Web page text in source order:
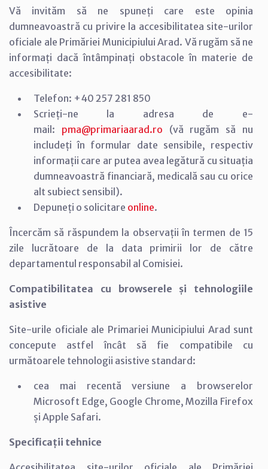
Vă invităm să ne spuneți care este opinia
dumneavoastră cu privire la accesibilitatea site-urilor
oficiale ale Primăriei Municipiului Arad. Vă rugăm să ne
informați dacă întâmpinați obstacole în materie de
accesibilitate:
Telefon: +40 257 281 850
Scrieți-ne la adresa de e-
mail: pma@primariaarad.ro (vă rugăm să nu
includeți în formular date sensibile, respectiv
informații care ar putea avea legătură cu situația
dumneavoastră financiară, medicală sau cu orice
alt subiect sensibil).
Depuneți o solicitare online.
Încercăm să răspundem la observații în termen de 15
zile lucrătoare de la data primirii lor de către
departamentul responsabil al Comisiei.
Compatibilitatea cu browserele și tehnologiile
asistive
Site-urile oficiale ale Primariei Municipiului Arad sunt
concepute astfel încât să fie compatibile cu
următoarele tehnologii asistive standard:
cea mai recentă versiune a browserelor
Microsoft Edge, Google Chrome, Mozilla Firefox
și Apple Safari.
Specificații tehnice